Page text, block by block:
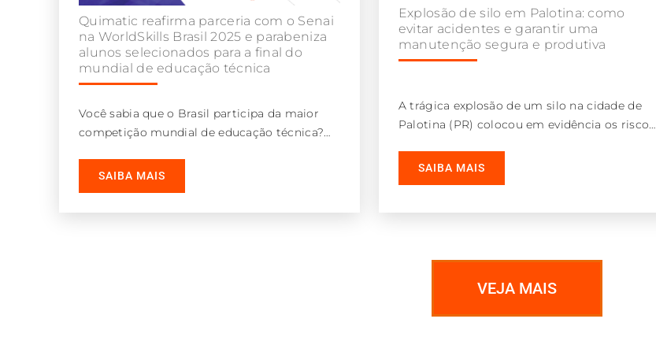
Quimatic reafirma parceria com o Senai
na WorldSkills Brasil 2025 e parabeniza
alunos selecionados para a final do
mundial de educação técnica
Você sabia que o Brasil participa da maior
competição mundial de educação técnica?
SAIBA MAIS
Explosão de silo em Palotina: como
evitar acidentes e garantir uma
manutenção segura e produtiva
A trágica explosão de um silo na cidade de
Palotina (PR) colocou em evidência os riscos
SAIBA MAIS
VEJA MAIS